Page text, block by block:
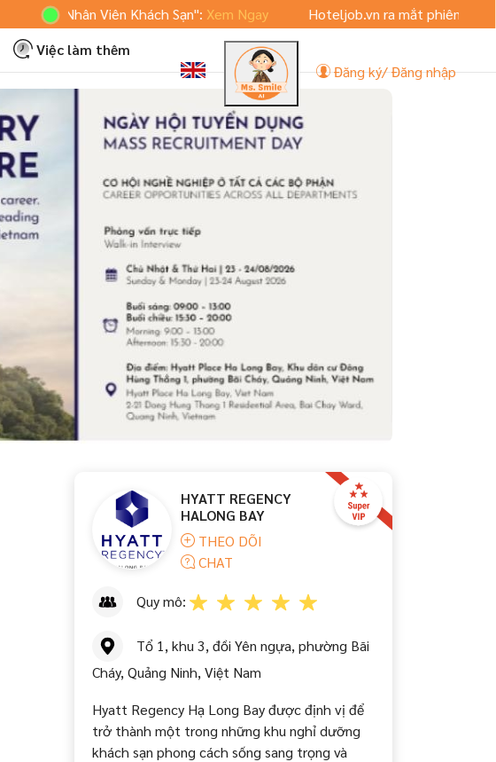
Viên Khách Sạn":Xem Ngay
Hoteljob.vn ra mắt phiên bản App
Việc làm thêm
Đăng ký/ Đăng nhập
HYATT REGENCY
HALONG BAY
THEO DÕI
CHAT
Quy mô:
Tổ 1, khu 3, đồi Yên ngựa, phường Bãi
Cháy, Quảng Ninh, Việt Nam
Hyatt Regency Hạ Long Bay được định vị để
trở thành một trong những khu nghỉ dưỡng
khách sạn phong cách sống sang trọng và